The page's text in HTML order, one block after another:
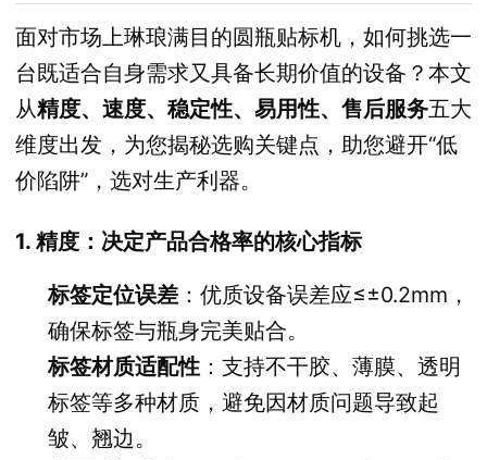
面对市场上琳琅满目的圆瓶贴标机，如何挑选一
台既适合自身需求又具备长期价值的设备？本文
从精度、速度、稳定性、易用性、售后服务五大
维度出发，为您揭秘选购关键点，助您避开“低
价陷阱”，选对生产利器。
1. 精度：决定产品合格率的核心指标
标签定位误差 ：优质设备误差应≤±0.2mm，
确保标签与瓶身完美贴合。
标签材质适配性 ：支持不干胶、薄膜、透明
标签等多种材质，避免因材质问题导致起
皱、翘边。